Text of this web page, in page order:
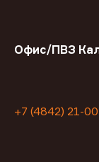
Офис/ПВЗ
+7 (4842) 21-